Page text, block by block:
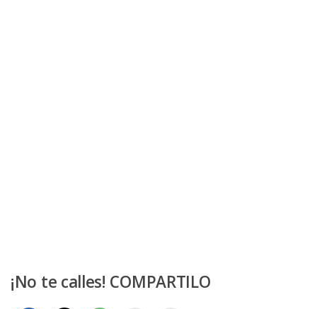
¡No te calles! COMPARTILO